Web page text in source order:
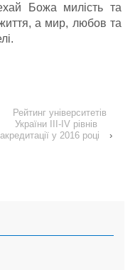
Божа милість та
а мир, любов та
Рейтинг університетів
України III-IV рівнів
акредитації у 2016 році
›